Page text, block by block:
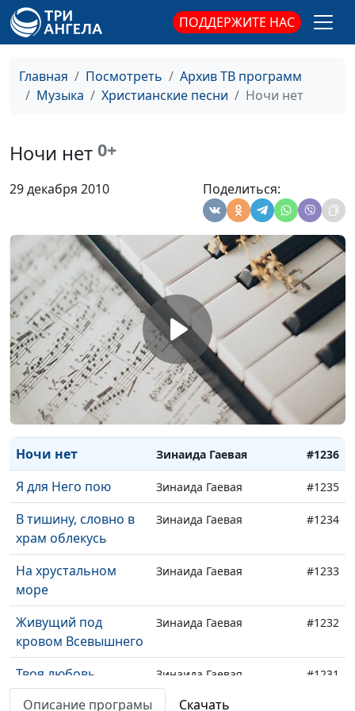
ПОДДЕРЖИТЕ НАС
Главная Посмотреть
Архив ТВ программ
Музыка
Христианские песни Ночи нет
Ночи нет 0+
29 декабря 2010 Поделиться:
Лишь Тобой
Наталья Курелова,
Курелов
Прости, Господь
Аккомпанемент - Илья
Наш мир
Зинаида Гаевая,
Аккомпанемент - Илья
Курелов
#1240
Лишь на крест
Зинаида Гаевая,
Аккомпанемент - Илья
Курелов
#1239
Воспоминание Зинаида Гаевая
Раскаяние Зинаида Гаевая #1237
Ночи нет Зинаида Гаевая #1236
Я для Него пою Зинаида Гаевая #1235
В тишину, словно в
храм облекусь
Зинаида Гаевая #1234
На хрустальном
море
Зинаида Гаевая #1233
Живущий под
кровом Всевышнего
Зинаида Гаевая #1232
Твоя любовь Зинаида Гаевая #1231
Христос, зайди в
Зинаида Гаевая
Описание програмы Скачать